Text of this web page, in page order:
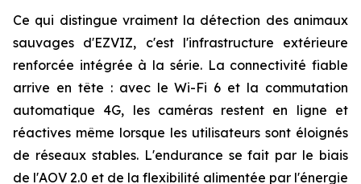
Ce qui distingue vraiment la détection des animaux
sauvages d'EZVIZ, c'est l'infrastructure extérieure
renforcée intégrée à la série. La connectivité fiable
arrive en tête : avec le Wi-Fi 6 et la commutation
automatique 4G, les caméras restent en ligne et
réactives même lorsque les utilisateurs sont éloignés
de réseaux stables. L'endurance se fait par le biais
de l'AOV 2.0 et de la flexibilité alimentée par l'énergie